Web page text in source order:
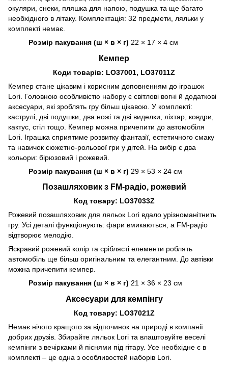
окуляри, снеки, пляшка для напою, подушка та ще багато
необхідного в літаку. Комплектація: 32 предмети, ляльки у
комплекті немає.
Розмір пакування (ш × в × г) 22 × 17 × 4 см
Кемпер
Коди товарів: LO37001, LO37011Z
Кемпер стане цікавим і корисним доповненням до іграшок
Lori. Головною особливістю набору є світлові вогні й додаткові
аксесуари, які зроблять гру більш цікавою. У комплекті:
каструлі, дві подушки, два ножі та дві виделки, ліхтар, ковдри,
кактус, стіл тощо. Кемпер можна причепити до автомобіля
Lori. Іграшка сприятиме розвитку фантазії, естетичного смаку
та навичок сюжетно-рольової гри у дітей. На вибір є два
кольори: бірюзовий і рожевий.
Розмір пакування (ш × в × г) 29 × 53 × 24 см
Позашляховик з FM-радіо, рожевий
Код товару: LO37033Z
Рожевий позашляховик для ляльок Lori вдало урізноманітнить
гру. Усі деталі функціонують: фари вмикаються, а FM-радіо
відтворює мелодію.
Яскравий рожевий колір та сріблясті елементи роблять
автомобіль ще більш оригінальним та елегантним. До автівки
можна причепити кемпер.
Розмір пакування (ш × в × г) 21 × 36 × 23 см
Аксесуари для кемпінгу
Код товару: LO37021Z
Немає нічого кращого за відпочинок на природі в компанії
добрих друзів. Збирайте ляльок Lori та влаштовуйте веселі
кемпінги з вечірками й піснями під гітару. Усе необхідне є в
комплекті – це одна з особливостей наборів Lori.